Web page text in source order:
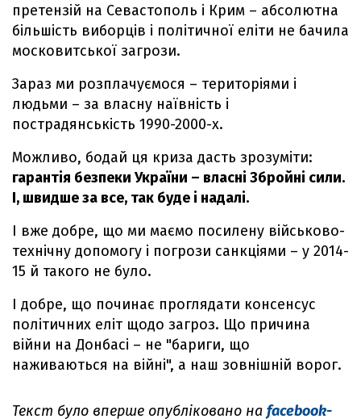
претензій на Севастополь і Крим – абсолютна
більшість виборців і політичної еліти не бачила
московитської загрози.
Зараз ми розплачуємося – територіями і
людьми – за власну наївність і
пострадянськість 1990-2000-х.
Можливо, бодай ця криза дасть зрозуміти:
гарантія безпеки України – власні Збройні сили.
І, швидше за все, так буде і надалі.
І вже добре, що ми маємо посилену військово-
технічну допомогу і погрози санкціями – у 2014-
15 й такого не було.
І добре, що починає проглядати консенсус
політичних еліт щодо загроз. Що причина
війни на Донбасі – не "бариги, що
наживаються на війні", а наш зовнішній ворог.
Текст було вперше опубліковано на facebook-